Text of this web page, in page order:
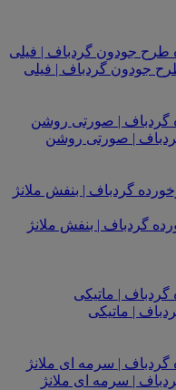
جودون گردباف | فیلی
| صورتی روشن
گردباف | بنفش ملانژ
| ماتیکی
| سرمه ای ملانژ